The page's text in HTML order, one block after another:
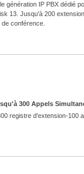
génération IP PBX dédié
13. Jusqu'à 200
conférence.
300 Appels
registre d'extension-100